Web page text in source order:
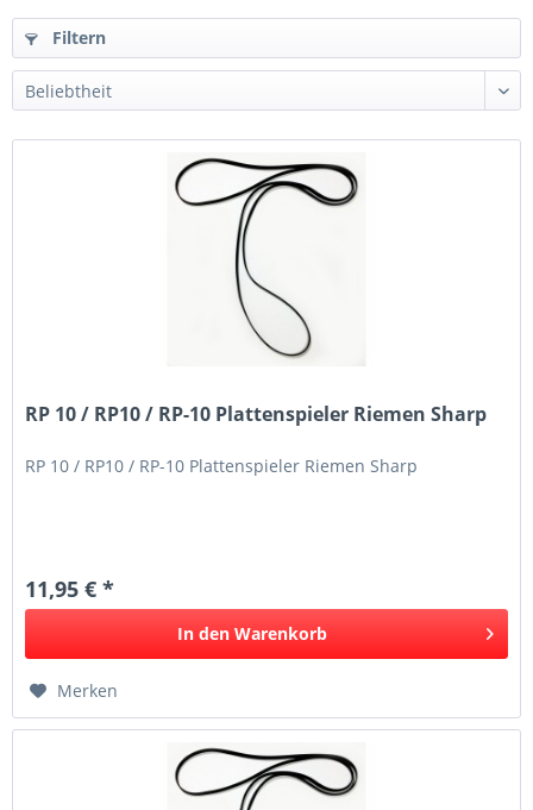
Filtern
RP 10 / RP10 / RP-10 Plattenspieler Riemen Sharp
RP 10 / RP10 / RP-10 Plattenspieler Riemen Sharp
11,95 € *
In den Warenkorb
Merken